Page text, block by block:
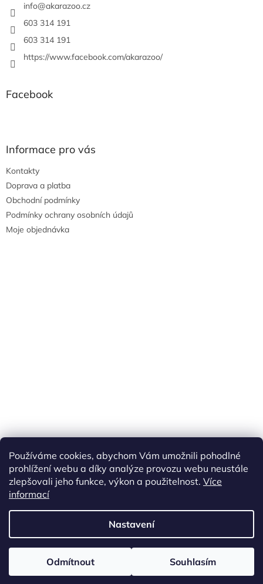
Používáme cookies, abychom Vám umožnili pohodlné
prohlížení webu a díky analýze provozu webu neustále
zlepšovali jeho funkce, výkon a použitelnost. Více
informací
Nastavení
Odmítnout Souhlasím
info@akarazoo.cz
603 314 191
603 314 191
https://www.facebook.com/akarazoo/
Facebook
Informace pro vás
Kontakty
Doprava a platba
Obchodní podmínky
Podmínky ochrany osobních údajů
Moje objednávka
Tisíce výdejních míst po celé ČR
Vytvořil Shoptet
Copyright 2026akarazoo.cz. Všechna práva vyhrazena.Upravit